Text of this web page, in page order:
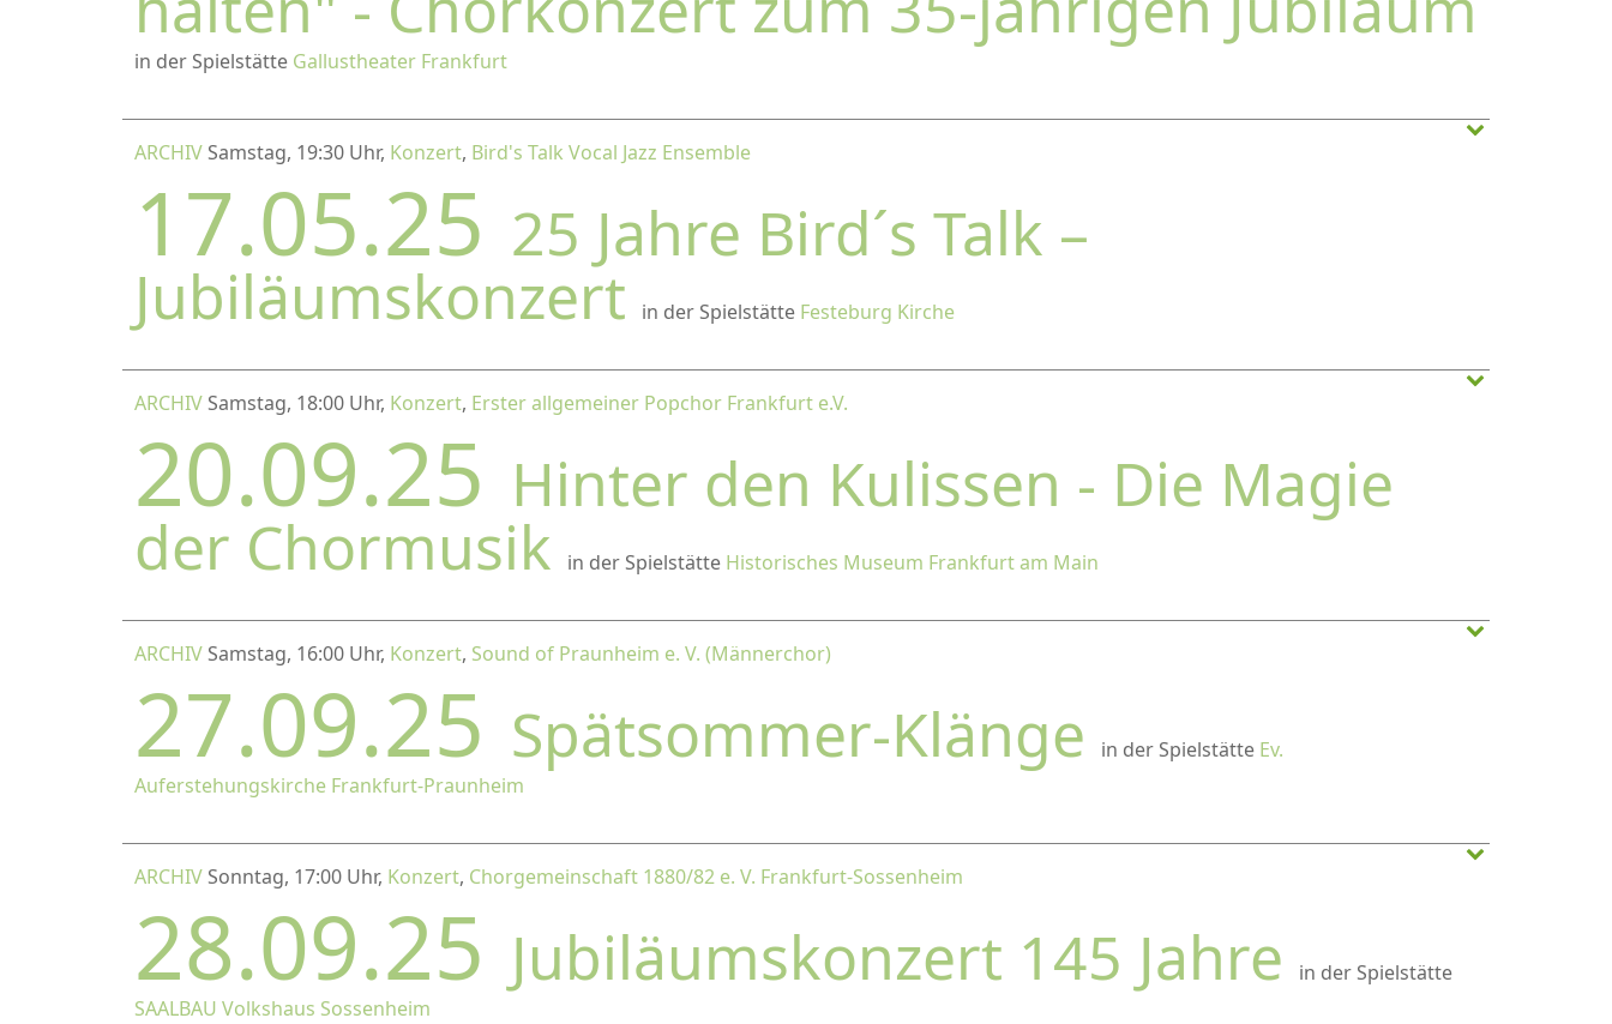
in der Spielstätte Gallustheater Frankfurt
ARCHIVSamstag, 19:30 Uhr, Konzert, Bird's Talk Vocal Jazz Ensemble
17.05.25 25 Jahre Bird´s Talk –
Jubiläumskonzert in der Spielstätte Festeburg Kirche
ARCHIVSamstag, 18:00 Uhr, Konzert, Erster allgemeiner Popchor Frankfurt e.V.
20.09.25 Hinter den Kulissen - Die Magie
der Chormusik in der Spielstätte Historisches Museum Frankfurt am Main
ARCHIVSamstag, 16:00 Uhr, Konzert, Sound of Praunheim e. V. (Männerchor)
27.09.25 Spätsommer-Klänge in der Spielstätte Ev.
Auferstehungskirche Frankfurt-Praunheim
ARCHIVSonntag, 17:00 Uhr, Konzert, Chorgemeinschaft 1880/82 e. V. Frankfurt-Sossenheim
28.09.25 Jubiläumskonzert 145 Jahre
in der Spielstätte
SAALBAU Volkshaus Sossenheim